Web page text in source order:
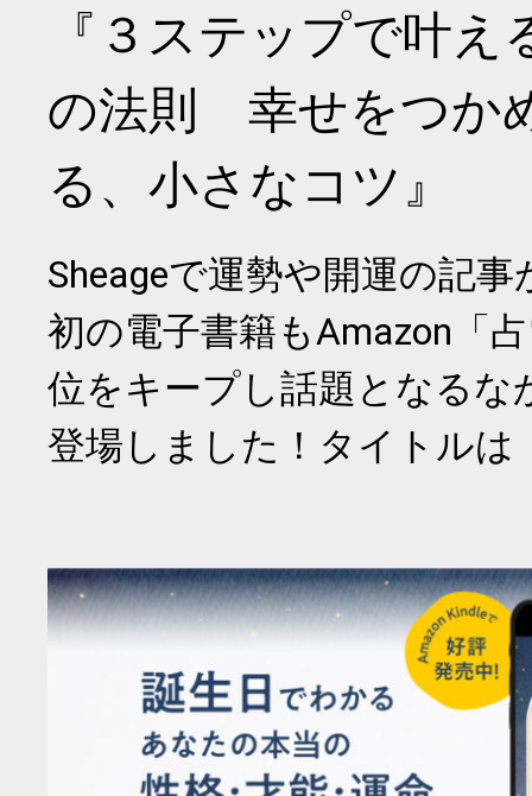
『３ステップで叶
の法則 幸せをつか
る、小さなコツ』
Sheageで運勢や開運の記
初の電子書籍もAmazon「
位をキープし話題となるな
登場しました！タイトルは